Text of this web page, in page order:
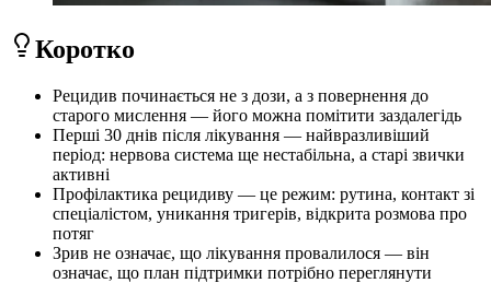
Коротко
Рецидив починається не з дози, а з повернення до
старого мислення — його можна помітити заздалегідь
Перші 30 днів після лікування — найвразливіший
період: нервова система ще нестабільна, а старі звички
активні
Профілактика рецидиву — це режим: рутина, контакт зі
спеціалістом, уникання тригерів, відкрита розмова про
потяг
Зрив не означає, що лікування провалилося — він
означає, що план підтримки потрібно переглянути